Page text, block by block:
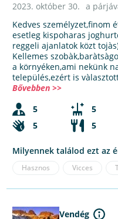
2023. október 30. a
Kedves személyzet,finom
esetleg kispoharas
reggeli ajanlatok közt
Kellemes
a környéken,ami nekünk
település,ezért is
Bővebben >>
5
5
5
5
Milyennek találod ezt az
Hasznos Vicces
Vendég